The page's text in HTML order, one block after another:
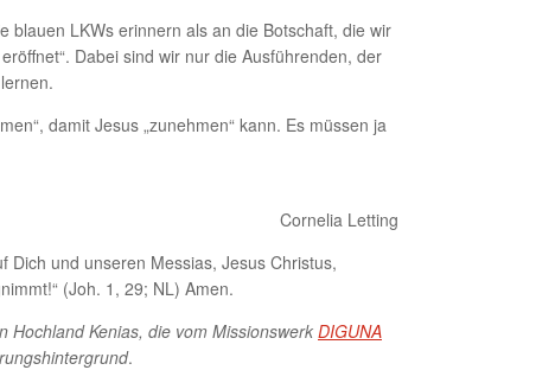
blauen LKWs erinnern als an die Botschaft, die wir
Dabei sind wir nur die Ausführenden, der
damit Jesus „zunehmen“ kann. Es müssen ja
Cornelia Letting
Dich und unseren Messias, Jesus Christus,
(Joh. 1, 29; NL) Amen.
Hochland Kenias, die vom MissionswerkDIGUNA
.